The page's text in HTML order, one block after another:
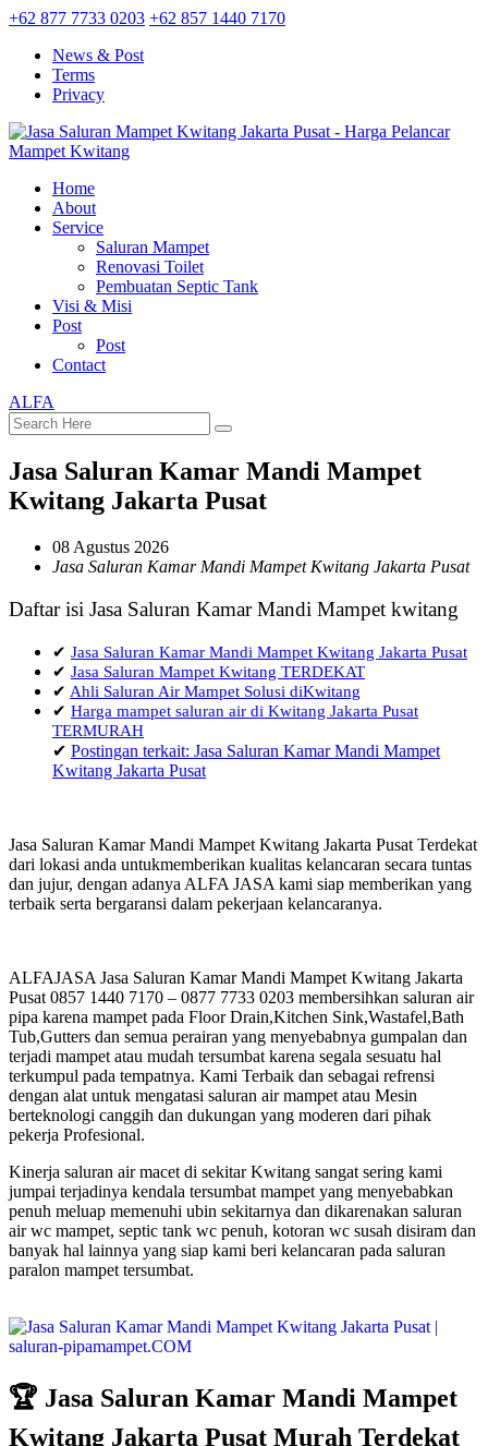
+62 877 7733 0203 +62 857 1440 7170
News & Post
Terms
Privacy
Home
About
Service
Saluran Mampet
Renovasi Toilet
Pembuatan Septic Tank
Visi & Misi
Post
Post
Contact
ALFA
Jasa Saluran Kamar Mandi Mampet
Kwitang Jakarta Pusat
08 Agustus 2026
Jasa Saluran Kamar Mandi Mampet Kwitang Jakarta Pusat
Daftar isi Jasa Saluran Kamar Mandi Mampet kwitang
✔ Jasa Saluran Kamar Mandi Mampet Kwitang Jakarta Pusat
✔ Jasa Saluran Mampet Kwitang TERDEKAT
✔ Ahli Saluran Air Mampet Solusi diKwitang
✔ Harga mampet saluran air di Kwitang Jakarta Pusat
TERMURAH
✔ Postingan terkait: Jasa Saluran Kamar Mandi Mampet
Kwitang Jakarta Pusat
Jasa Saluran Kamar Mandi Mampet Kwitang Jakarta Pusat Terdekat
dari lokasi anda untukmemberikan kualitas kelancaran secara tuntas
dan jujur, dengan adanya ALFA JASA kami siap memberikan yang
terbaik serta bergaransi dalam pekerjaan kelancaranya.
ALFAJASA Jasa Saluran Kamar Mandi Mampet Kwitang Jakarta
Pusat 0857 1440 7170 – 0877 7733 0203 membersihkan saluran air
pipa karena mampet pada Floor Drain,Kitchen Sink,Wastafel,Bath
Tub,Gutters dan semua perairan yang menyebabnya gumpalan dan
terjadi mampet atau mudah tersumbat karena segala sesuatu hal
terkumpul pada tempatnya. Kami Terbaik dan sebagai refrensi
dengan alat untuk mengatasi saluran air mampet atau Mesin
berteknologi canggih dan dukungan yang moderen dari pihak
pekerja Profesional.
Kinerja saluran air macet di sekitar Kwitang sangat sering kami
jumpai terjadinya kendala tersumbat mampet yang menyebabkan
penuh meluap memenuhi ubin sekitarnya dan dikarenakan saluran
air wc mampet, septic tank wc penuh, kotoran wc susah disiram dan
banyak hal lainnya yang siap kami beri kelancaran pada saluran
paralon mampet tersumbat.
🏆 Jasa Saluran Kamar Mandi Mampet
Kwitang Jakarta Pusat Murah Terdekat